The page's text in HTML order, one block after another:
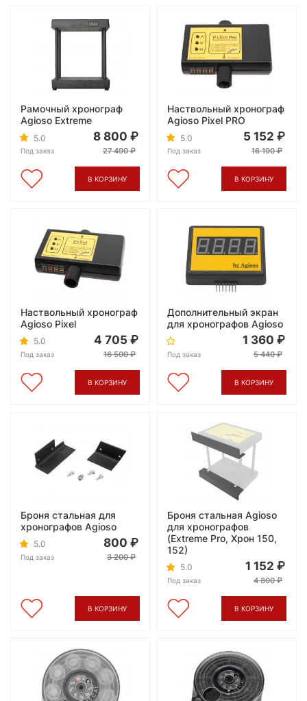
Рамочный хронограф
Agioso Extreme
5.0
Под заказ
8 800
27 490
В КОРЗИНУ
Наствольный хронограф
Agioso Pixel PRO
5.0
Под заказ
5 152
16 190
В КОРЗИНУ
Наствольный хронограф
Agioso Pixel
5.0
Под заказ
4 705
16 500
В КОРЗИНУ
Дополнительный экран
для хронографов Agioso
Под заказ
1 360
5 440
В КОРЗИНУ
Броня стальная для
хронографов Agioso
5.0
Под заказ
800
3 200
В КОРЗИНУ
Броня стальная Agioso
для хронографов
(Extreme Pro, Хрон 150,
152)
5.0
Под заказ
1 152
4 800
В КОРЗИНУ